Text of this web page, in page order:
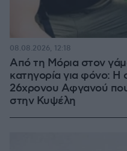
Από τη Μόρια στον
κατηγορία για φόνο: Η
26χρονου Αφγανού
στην Κυψέλη
08.08.2026, 12:18